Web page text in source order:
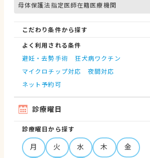
母体保護法指定医師在籍医療機関
こだわり条件から探す
よく利用される条件
避妊・去勢手術
狂犬病ワクチン
マイクロチップ対応
夜間対応
ネット予約可
診療曜日
診療曜日から探す
月 火 水 木
金